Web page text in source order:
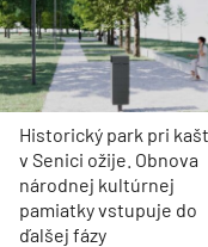
Historický park pri
v Senici ožije. Obnova
národnej kultúrnej
pamiatky vstupuje do
ďalšej fázy